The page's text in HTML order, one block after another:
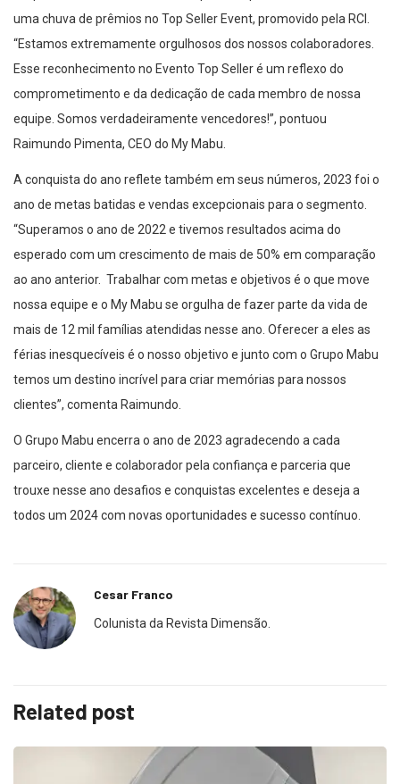
uma chuva de prêmios no Top Seller Event, promovido pela RCI.
“Estamos extremamente orgulhosos dos nossos colaboradores.
Esse reconhecimento no Evento Top Seller é um reflexo do
comprometimento e da dedicação de cada membro de nossa
equipe. Somos verdadeiramente vencedores!”, pontuou
Raimundo Pimenta, CEO do My Mabu.
A conquista do ano reflete também em seus números, 2023 foi o
ano de metas batidas e vendas excepcionais para o segmento.
“Superamos o ano de 2022 e tivemos resultados acima do
esperado com um crescimento de mais de 50% em comparação
ao ano anterior. Trabalhar com metas e objetivos é o que move
nossa equipe e o My Mabu se orgulha de fazer parte da vida de
mais de 12 mil famílias atendidas nesse ano. Oferecer a eles as
férias inesquecíveis é o nosso objetivo e junto com o Grupo Mabu
temos um destino incrível para criar memórias para nossos
clientes”, comenta Raimundo.
O Grupo Mabu encerra o ano de 2023 agradecendo a cada
parceiro, cliente e colaborador pela confiança e parceria que
trouxe nesse ano desafios e conquistas excelentes e deseja a
todos um 2024 com novas oportunidades e sucesso contínuo.
Cesar Franco
Colunista da Revista Dimensão.
Related post